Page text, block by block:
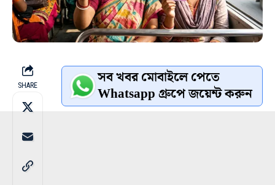
SHARE সব খবর মোবাইলে পেতে
Whatsapp গ্রুপে জয়েন্ট করুন